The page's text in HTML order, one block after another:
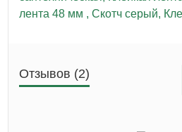
лента 48 мм , Скотч серый,
Отзывов (2)